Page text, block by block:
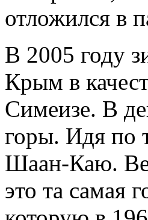
отложился в
В 2005 году
Крым в
Симеизе. В
горы. Идя по
Шаан-Каю.
это та самая